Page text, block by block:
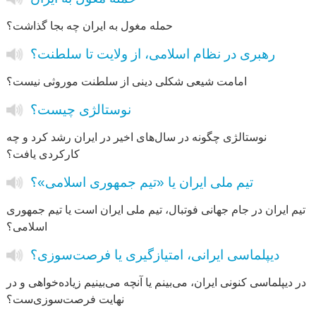
حمله‌ مغول به ایران چه بجا گذاشت؟
رهبری در نظام اسلامی، از ولایت تا سلطنت؟
امامت شیعی شکلی دینی از سلطنت موروثی نیست؟
نوستالژی چیست؟
نوستالژی چگونه در سال‌های اخیر در ایران رشد کرد و چه
کارکردی یافت؟
تیم ملی ایران یا «تیم جمهوری اسلامی»؟
تیم ایران در جام جهانی فوتبال، تیم ملی ایران است یا تیم جمهوری
اسلامی؟
دیپلماسی ایرانی، امتیازگیری یا فرصت‌سوزی؟
در دیپلماسی کنونی ایران، می‌بینم یا آنچه می‌بینیم زیاده‌خواهی و در
نهایت فرصت‌سوزی‌ست؟